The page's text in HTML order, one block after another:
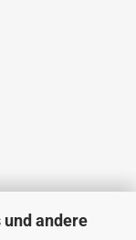
andere